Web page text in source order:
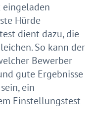
Hürde
dient dazu, die
So kann der
Bewerber
gute Ergebnisse
ein
Einstellungstest